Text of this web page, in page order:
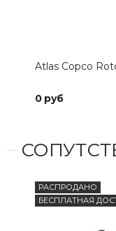
Atlas Copco
0 руб
РАСПРОДАНО
БЕСПЛАТНАЯ